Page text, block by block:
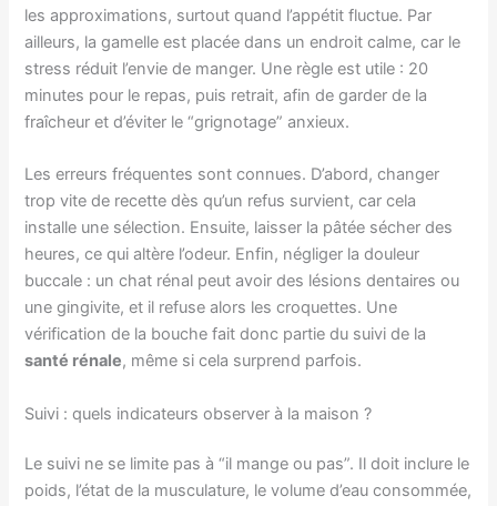
les approximations, surtout quand l’appétit fluctue. Par
ailleurs, la gamelle est placée dans un endroit calme, car le
stress réduit l’envie de manger. Une règle est utile : 20
minutes pour le repas, puis retrait, afin de garder de la
fraîcheur et d’éviter le “grignotage” anxieux.
Les erreurs fréquentes sont connues. D’abord, changer
trop vite de recette dès qu’un refus survient, car cela
installe une sélection. Ensuite, laisser la pâtée sécher des
heures, ce qui altère l’odeur. Enfin, négliger la douleur
buccale : un chat rénal peut avoir des lésions dentaires ou
une gingivite, et il refuse alors les croquettes. Une
vérification de la bouche fait donc partie du suivi de la
santé rénale, même si cela surprend parfois.
Suivi : quels indicateurs observer à la maison ?
Le suivi ne se limite pas à “il mange ou pas”. Il doit inclure le
poids, l’état de la musculature, le volume d’eau consommée,